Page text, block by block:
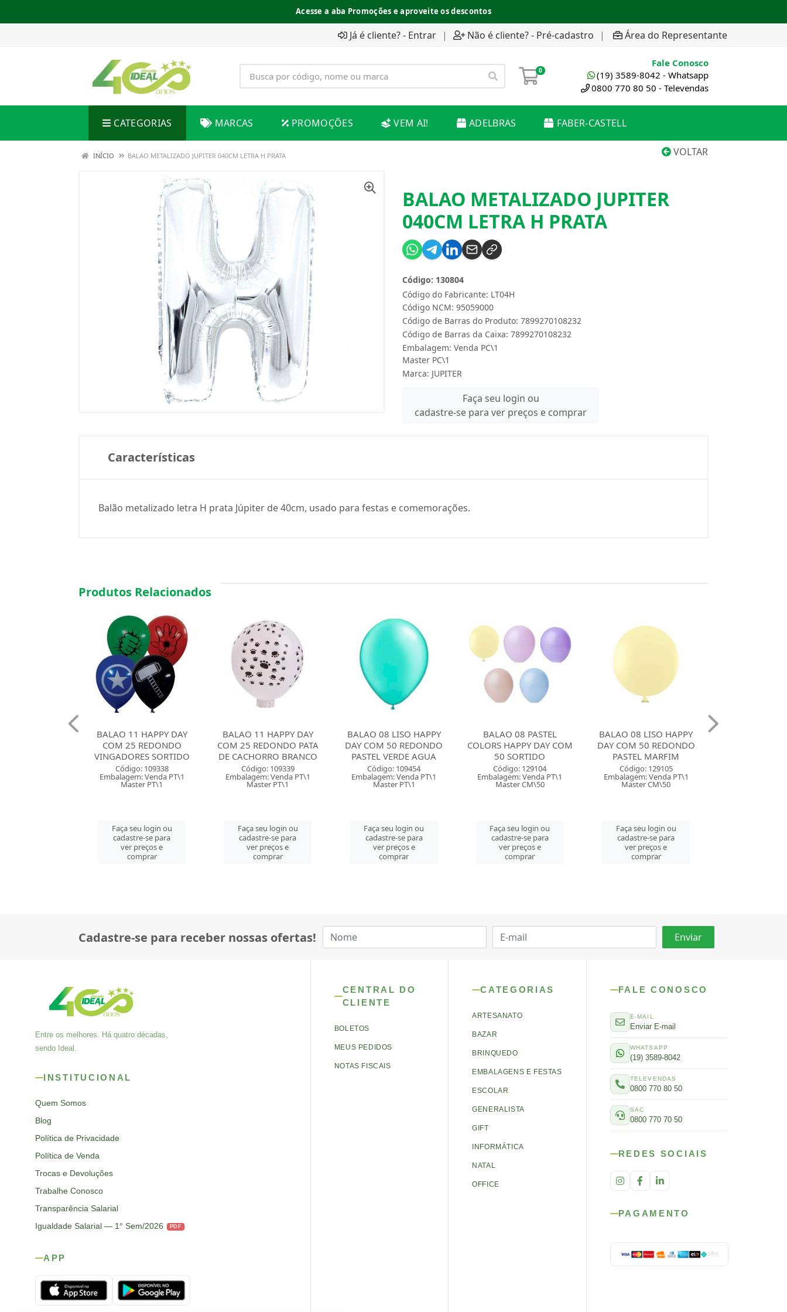
Acesse a aba Promoções e aproveite os descontos
Já é cliente? - Entrar | Não é cliente? - Pré-cadastro | Área do Representante
0
Fale Conosco
(19) 3589-8042 - Whatsapp
0800 770 80 50 - Televendas
CATEGORIAS MARCAS PROMOÇÕES VEM AI! ADELBRAS FABER-CASTELL
VOLTAR
INÍCIO BALAO METALIZADO JUPITER 040CM LETRA H PRATA
BALAO METALIZADO JUPITER
040CM LETRA H PRATA
Código do Fabricante: LT04H
Código: 130804
Código NCM: 95059000
Código de Barras do Produto: 7899270108232
Código de Barras da Caixa: 7899270108232
Embalagem: Venda PC\1
Master PC\1
Marca: JUPITER
Faça seu login ou
cadastre-se para ver preços e comprar
Características
Balão metalizado letra H prata Júpiter de 40cm, usado para festas e comemorações.
Produtos Relacionados
BALAO 11 HAPPY DAY
COM 25 REDONDO PATA
DE CACHORRO BRANCO
Código: 109339
Embalagem: Venda PT\1
Master PT\1
Faça seu login ou
cadastre-se para
ver preços e
comprar
BALAO 08 LISO HAPPY
DAY COM 50 REDONDO
PASTEL VERDE AGUA
Código: 109454
Embalagem: Venda PT\1
Master PT\1
Faça seu login ou
cadastre-se para
ver preços e
comprar
BALAO 08 PASTEL
COLORS HAPPY DAY COM
50 SORTIDO
Código: 129104
Embalagem: Venda PT\1
Master CM\50
Faça seu login ou
cadastre-se para
ver preços e
comprar
BALAO 08 LISO HAPPY
DAY COM 50 REDONDO
PASTEL MARFIM
Código: 129105
Embalagem: Venda PT\1
Master CM\50
Faça seu login ou
cadastre-se para
ver preços e
comprar
BALAO 8 LISO HAPPY DAY
COM 50 REDONDO
PASTEL ROSA BEBE
Código: 129106
Embalagem: Venda PT\1
Master CM\50
Faça seu login ou
cadastre-se para
ver preços e
comprar
Cadastre-se para receber nossas ofertas!
Entre os melhores. Há quatro décadas,
sendo Ideal.
INSTITUCIONAL
Quem Somos
Blog
Política de Privacidade
Política de Venda
Trocas e Devoluções
Trabalhe Conosco
Transparência Salarial
Igualdade Salarial — 1° Sem/2026
PDF
APP
CENTRAL DO
CLIENTE
BOLETOS
MEUS PEDIDOS
NOTAS FISCAIS
CATEGORIAS
ARTESANATO
BAZAR
BRINQUEDO
EMBALAGENS E FESTAS
ESCOLAR
GENERALISTA
GIFT
INFORMÁTICA
NATAL
OFFICE
FALE CONOSCO
E-MAIL
Enviar E-mail
WHATSAPP
(19) 3589-8042
TELEVENDAS
0800 770 80 50
SAC
0800 770 70 50
REDES SOCIAIS
PAGAMENTO